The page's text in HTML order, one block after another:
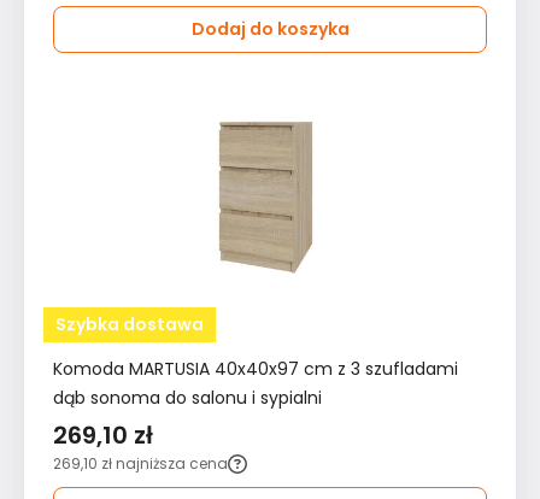
Dodaj do koszyka
Szybka dostawa
Komoda MARTUSIA 40x40x97 cm z 3 szufladami
dąb sonoma do salonu i sypialni
269,10 zł
269,10 zł najniższa cena